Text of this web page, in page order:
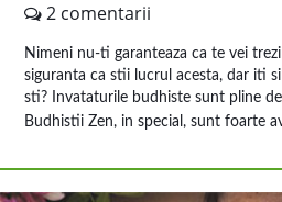
2 comentarii
Nimeni nu-ti garanteaza ca te vei
siguranta ca stii lucrul acesta, dar iti
sti? Invataturile budhiste sunt pline
Budhistii Zen, in special, sunt foarte